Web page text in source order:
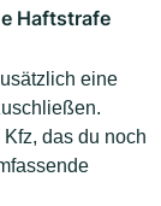
Haftstrafe
eine
das du noch